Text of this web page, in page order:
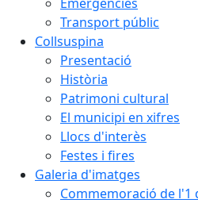
Transport públic
Collsuspina
Presentació
Història
Patrimoni cultural
El municipi en xifres
Llocs d'interès
Festes i fires
Galeria d'imatges
Commemoració de l'1